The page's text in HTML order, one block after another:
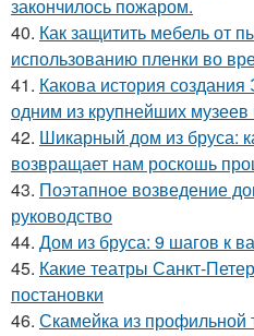
закончилось пожаром.
40. Как защитить мебель от
использованию пленки во
41. Какова история
одним из крупнейших
42. Шикарный дом из бруса:
возвращает нам роскошь
43. Поэтапное возведение
руководство
44. Дом из бруса: 9 шагов к
45. Какие театры Санкт-
постановки
46. Скамейка из профильной